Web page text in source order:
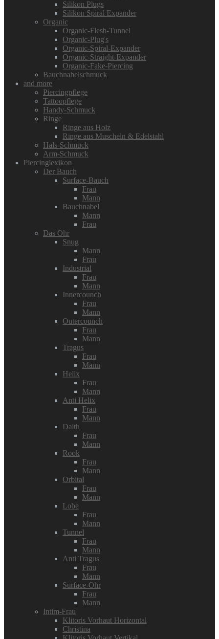
Silikon Plugs
Silikon Spiral Expander
Organic
Organic-Flesh-Tunnel
Organic-Plug's
Organic-Spiral-Expander
Organic-Straight-Expander
Organic-Fake-Piercing
Bauchnabelschmuck
and more
Piercingpflege
Tattoopflege
Handy-Schmuck
Ringe
Ringe aus Holz
Ringe aus Muscheln & Edelstahl
Hals-Schmuck
Arm-Schmuck
Piercinglexikon
Der Bauch
Surface-Bauch
Frau
Mann
Bauchnabel
Mann
Frau
Das Ohr
Snug
Mann
Frau
Industrial
Frau
Mann
Innercounch
Frau
Mann
Outercounch
Frau
Mann
Tragus
Frau
Mann
Helix
Frau
Mann
Anti Helix
Frau
Mann
Daith
Frau
Mann
Rook
Frau
Mann
Orbital
Frau
Mann
Lobe
Frau
Mann
Tunnel
Frau
Mann
Anti Tragus
Frau
Mann
Surface-Ohr
Frau
Mann
Intim-Frau
Klitoris Vorhaut Horizontal
Christina